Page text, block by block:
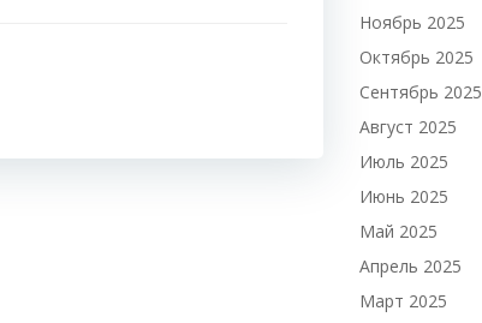
Ноябрь 2025
Октябрь 2025
Сентябрь 2025
Август 2025
Июль 2025
Июнь 2025
Май 2025
Апрель 2025
Март 2025